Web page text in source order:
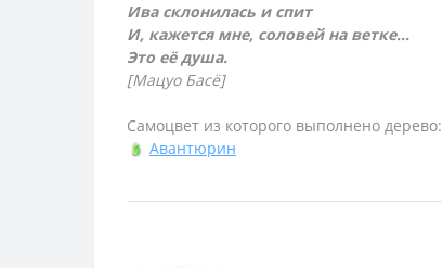
Ива склонилась и спит
И, кажется мне, соловей на ветке...
Это её душа.
[Мацуо Басё]
Самоцвет из которого выполнено дерево:
Авантюрин